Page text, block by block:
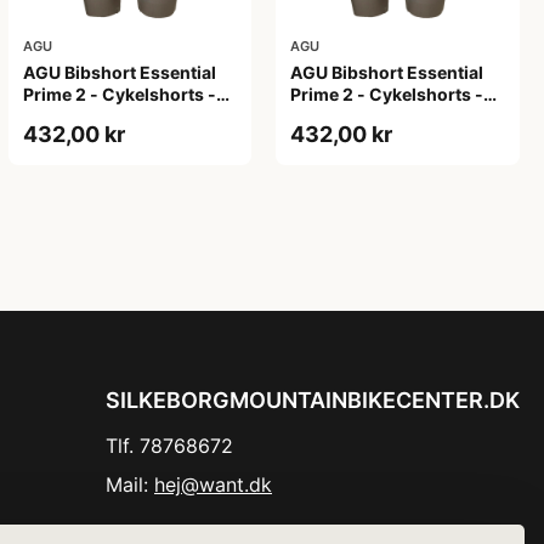
AGU
AGU Bibshort Essential
Prime 2 - Cykelshorts -
2XL
432,00 kr
AGU
AGU Bibshort Essential
Prime 2 - Cykelshorts -
432,00 kr
SILKEBORGMOUNTAINBIKECENTER.DK
Tlf. 78768672
Mail: hej@want.dk